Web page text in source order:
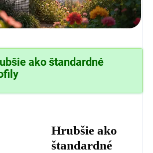
ako štandardné
Hrubšie ako
štandardné